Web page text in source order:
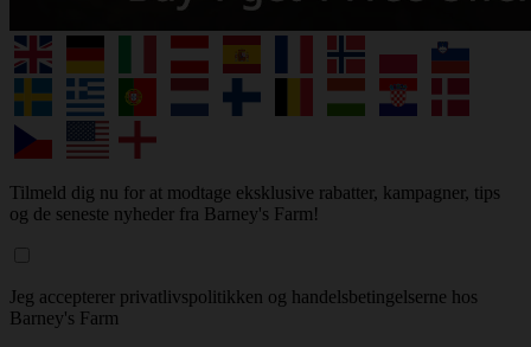
Tilmeld dig nu for at modtage eksklusive rabatter, kampagner, tips
og de seneste nyheder fra Barney's Farm!
Jeg accepterer privatlivspolitikken og handelsbetingelserne hos
Barney's Farm